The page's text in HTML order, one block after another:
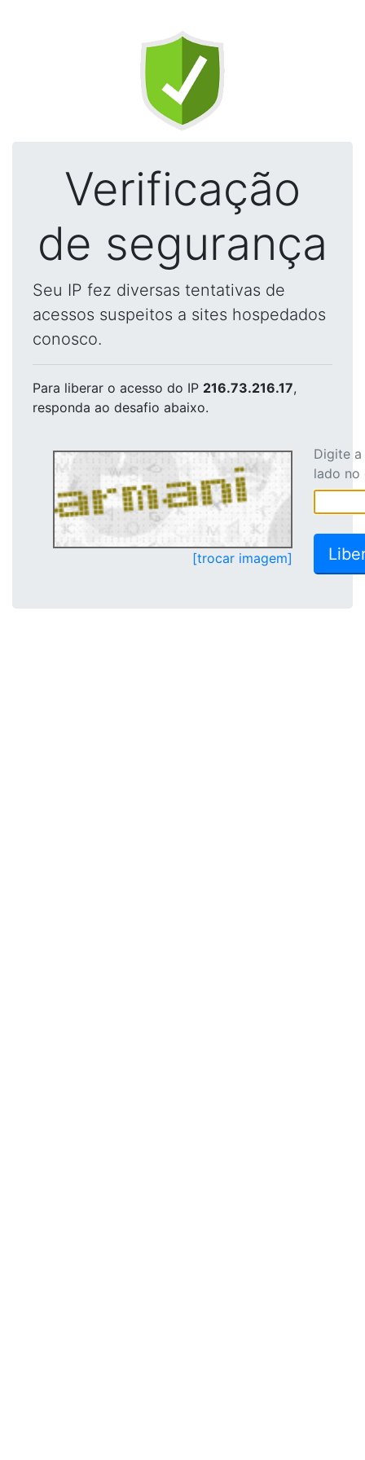
Verificação
de segurança
Seu IP fez diversas tentativas de
acessos suspeitos a sites hospedados
conosco.
Para liberar o acesso do IP 216.73.216.17,
responda ao desafio abaixo.
[trocar imagem]
Digite
lado no